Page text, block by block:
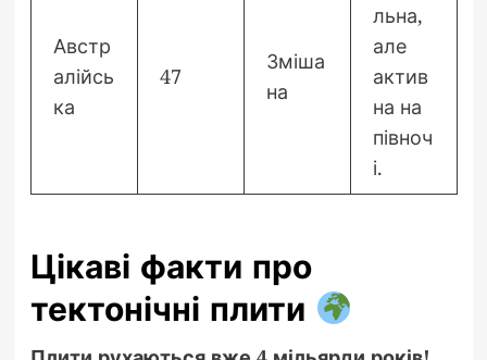
Австр
алійсь
ка
47
Зміша
на
льна,
але
актив
на на
півноч
і.
Цікаві факти про
тектонічні плити